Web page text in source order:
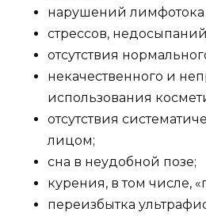
нарушений лимфотока
стрессов,
отсутствия
некачественного и
использования
отсутствия
лицом;
сна в неудобной позе;
курения, в том числе,
переизбытка